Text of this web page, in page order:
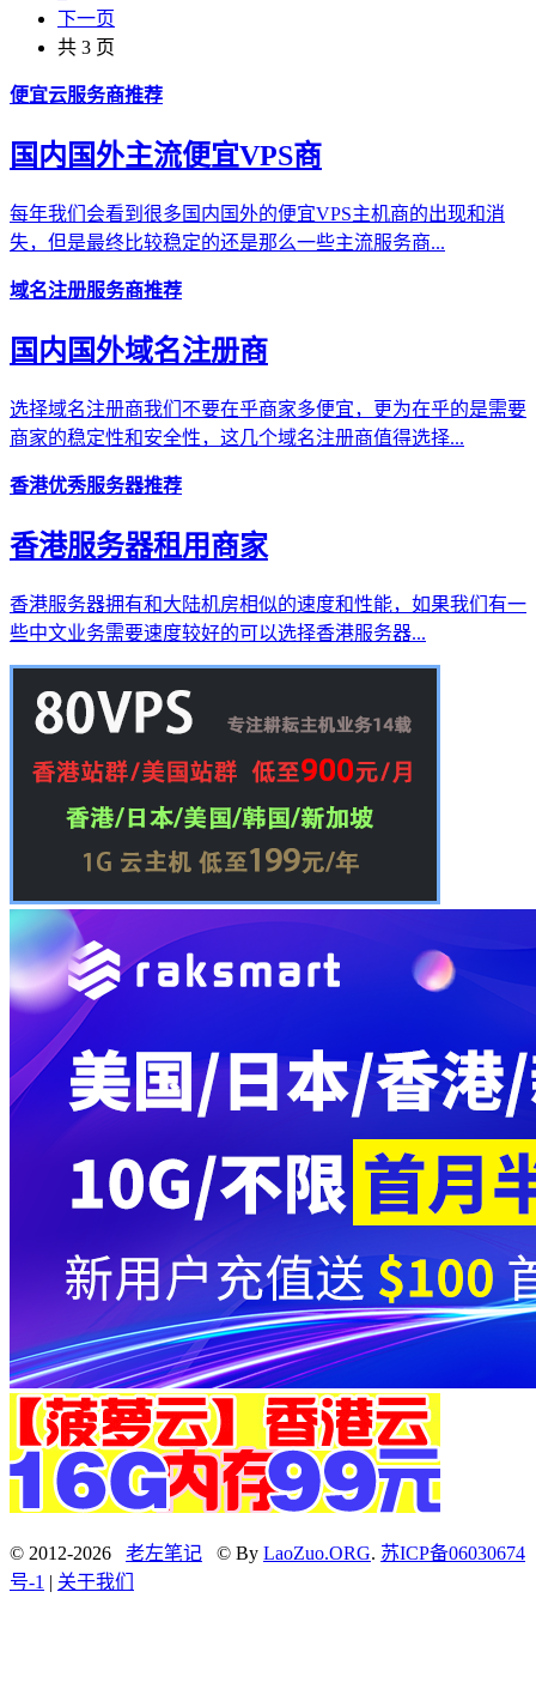
下一页
共 3 页
便宜云服务商推荐
国内国外主流便宜VPS商
每年我们会看到很多国内国外的便宜VPS主机商的出现和消
失，但是最终比较稳定的还是那么一些主流服务商...
域名注册服务商推荐
国内国外域名注册商
选择域名注册商我们不要在乎商家多便宜，更为在乎的是需要
商家的稳定性和安全性，这几个域名注册商值得选择...
香港优秀服务器推荐
香港服务器租用商家
香港服务器拥有和大陆机房相似的速度和性能，如果我们有一
些中文业务需要速度较好的可以选择香港服务器...
© 2012-2026 老左笔记 © By LaoZuo.ORG. 苏ICP备06030674
号-1 | 关于我们